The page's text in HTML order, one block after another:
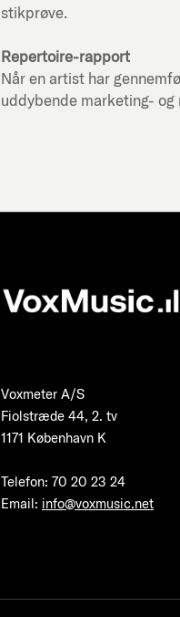
stikprøve.
Repertoire-rapport
Når en artist har
uddybende marketing-
Voxmeter A/S
Fiolstræde 44, 2. tv
1171 København K
Telefon: 70 20 23 24
Email: info@voxmusic.net